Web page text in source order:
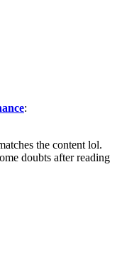
:
the content lol.
doubts after reading